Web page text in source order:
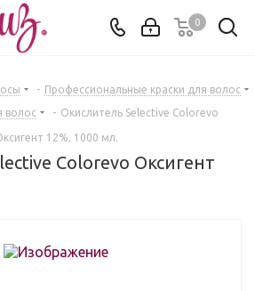
0
- Профессиональные краски для волос
волос - Окислитель Selective Colorevo
12%, 1000 мл.
Colorevo Оксигент